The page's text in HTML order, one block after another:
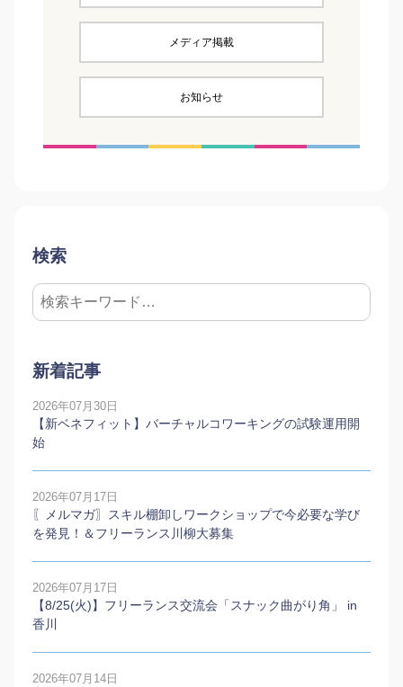
メディア掲載
お知らせ
検索
新着記事
2026年07月30日
【新ベネフィット】バーチャルコワーキングの試験運用開
始
2026年07月17日
〖メルマガ〗スキル棚卸しワークショップで今必要な学び
を発見！＆フリーランス川柳大募集
2026年07月17日
【8/25(火)】フリーランス交流会「スナック曲がり角」 in
香川
2026年07月14日